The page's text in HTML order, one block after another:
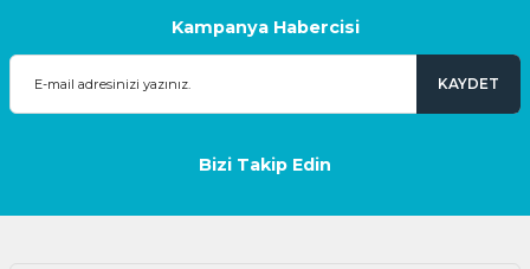
Kampanya Habercisi
KAYDET
Bizi Takip Edin